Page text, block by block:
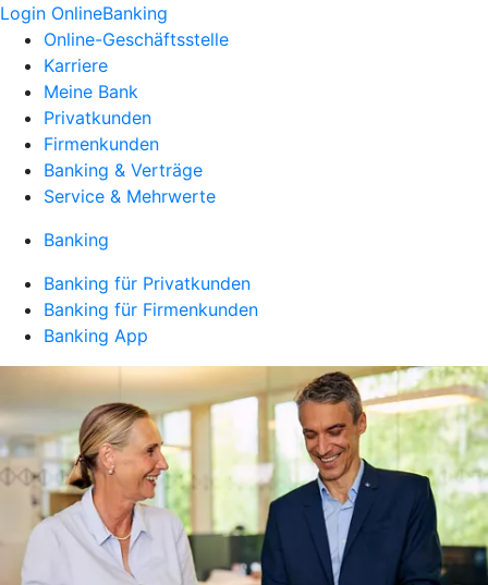
Login OnlineBanking
Online-Geschäftsstelle
Karriere
Meine Bank
Privatkunden
Firmenkunden
Banking & Verträge
Service & Mehrwerte
Banking
Banking für Privatkunden
Banking für Firmenkunden
Banking App